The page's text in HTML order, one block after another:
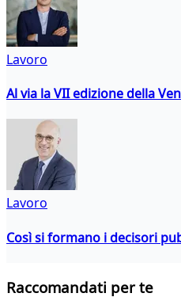
Lavoro
Al via la VII edizione della
Lavoro
Così si formano i decisori
Raccomandati per te